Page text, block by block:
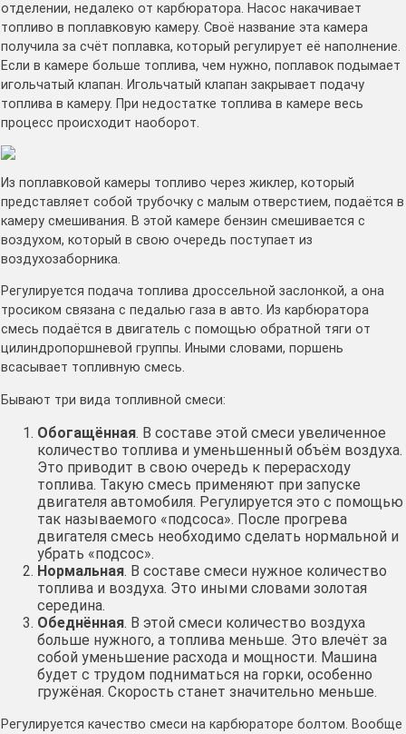
отделении, недалеко от карбюратора. Насос накачивает
топливо в поплавковую камеру. Своё название эта камера
получила за счёт поплавка, который регулирует её наполнение.
Если в камере больше топлива, чем нужно, поплавок подымает
игольчатый клапан. Игольчатый клапан закрывает подачу
топлива в камеру. При недостатке топлива в камере весь
процесс происходит наоборот.
Из поплавковой камеры топливо через жиклер, который
представляет собой трубочку с малым отверстием, подаётся в
камеру смешивания. В этой камере бензин смешивается с
воздухом, который в свою очередь поступает из
воздухозаборника.
Регулируется подача топлива дроссельной заслонкой, а она
тросиком связана с педалью газа в авто. Из карбюратора
смесь подаётся в двигатель с помощью обратной тяги от
цилиндропоршневой группы. Иными словами, поршень
всасывает топливную смесь.
Бывают три вида топливной смеси:
Обогащённая. В составе этой смеси увеличенное
количество топлива и уменьшенный объём воздуха.
Это приводит в свою очередь к перерасходу
топлива. Такую смесь применяют при запуске
двигателя автомобиля. Регулируется это с помощью
так называемого «подсоса». После прогрева
двигателя смесь необходимо сделать нормальной и
убрать «подсос».
Нормальная. В составе смеси нужное количество
топлива и воздуха. Это иными словами золотая
середина.
Обеднённая. В этой смеси количество воздуха
больше нужного, а топлива меньше. Это влечёт за
собой уменьшение расхода и мощности. Машина
будет с трудом подниматься на горки, особенно
гружёная. Скорость станет значительно меньше.
Регулируется качество смеси на карбюраторе болтом. Вообще